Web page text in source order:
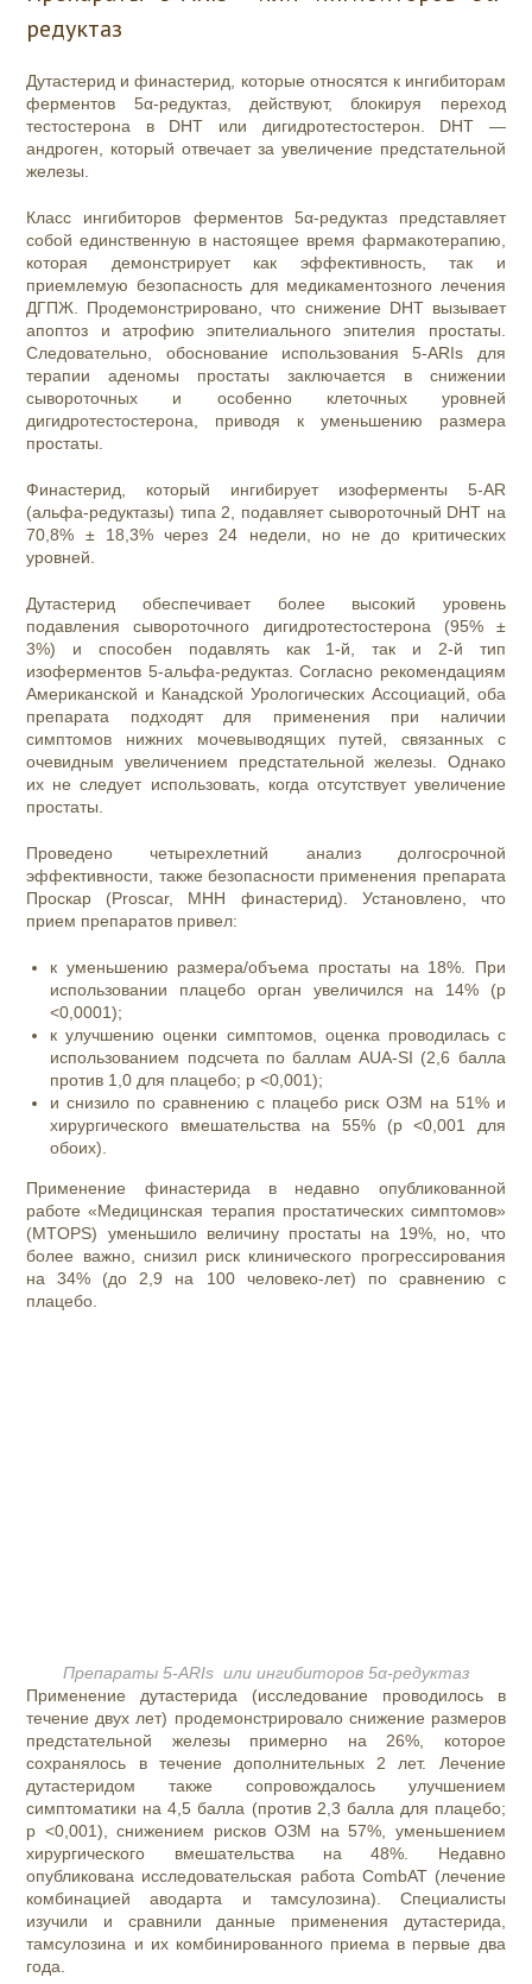
редуктаз
Дутастерид и финастерид , которые относятся к ингибиторам
ферментов 5α-редуктаз, действуют, блокируя переход
тестостерона в DHT или дигидротестостерон. DHT —
андроген, который отвечает за увеличение предстательной
железы.
Класс ингибиторов ферментов 5α-редуктаз представляет
собой единственную в настоящее время фармакотерапию,
которая демонстрирует как эффективность, так и
приемлемую безопасность для медикаментозного лечения
ДГПЖ. Продемонстрировано, что снижение DHT вызывает
апоптоз и атрофию эпителиального эпителия простаты.
Следовательно, обоснование использования 5-ARIs для
терапии аденомы простаты заключается в снижении
сывороточных и особенно клеточных уровней
дигидротестостерона, приводя к уменьшению размера
простаты.
Финастерид, который ингибирует изоферменты 5-AR
(альфа-редуктазы) типа 2, подавляет сывороточный DHT на
70,8% ± 18,3% через 24 недели, но не до критических
уровней.
Дутастерид обеспечивает более высокий уровень
подавления сывороточного дигидротестостерона (95% ±
3%) и способен подавлять как 1-й, так и 2-й тип
изоферментов 5-альфа-редуктаз. Согласно рекомендациям
Американской и Канадской Урологических Ассоциаций, оба
препарата подходят для применения при наличии
симптомов нижних мочевыводящих путей, связанных с
очевидным увеличением предстательной железы. Однако
их не следует использовать, когда отсутствует увеличение
простаты.
Проведено четырехлетний анализ долгосрочной
эффективности, также безопасности применения препарата
Проскар (Proscar, МНН финастерид). Установлено, что
прием препаратов привел:
к уменьшению размера/объема простаты на 18%. При
использовании плацебо орган увеличился на 14% (p
<0,0001);
к улучшению оценки симптомов, оценка проводилась с
использованием подсчета по баллам AUA-SI (2,6 балла
против 1,0 для плацебо; p <0,001);
и снизило по сравнению с плацебо риск ОЗМ на 51% и
хирургического вмешательства на 55% (p <0,001 для
обоих).
Применение финастерида в недавно опубликованной
работе «Медицинская терапия простатических симптомов»
(MTOPS) уменьшило величину простаты на 19%, но, что
более важно, снизил риск клинического прогрессирования
на 34% (до 2,9 на 100 человеко-лет) по сравнению с
плацебо.
Препараты 5-ARIs или ингибиторов 5α-редуктаз
Применение дутастерида (исследование проводилось в
течение двух лет) продемонстрировало снижение размеров
предстательной железы примерно на 26%, которое
сохранялось в течение дополнительных 2 лет. Лечение
дутастеридом также сопровождалось улучшением
симптоматики на 4,5 балла (против 2,3 балла для плацебо;
p <0,001), снижением рисков ОЗМ на 57%, уменьшением
хирургического вмешательства на 48%. Недавно
опубликована исследовательская работа CombAT (лечение
комбинацией аводарта и тамсулозина). Специалисты
изучили и сравнили данные применения дутастерида,
тамсулозина и их комбинированного приема в первые два
года.